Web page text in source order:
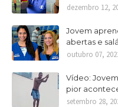
dezembro 12,
Jovem
abertas e
outubro 07,
Vídeo:
pior
setembro 28,